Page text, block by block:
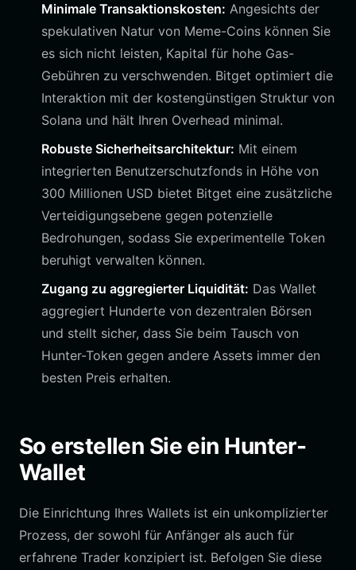
Minimale Transaktionskosten: Angesichts der
spekulativen Natur von Meme-Coins können Sie
es sich nicht leisten, Kapital für hohe Gas-
Gebühren zu verschwenden. Bitget optimiert die
Interaktion mit der kostengünstigen Struktur von
Solana und hält Ihren Overhead minimal.
Robuste Sicherheitsarchitektur: Mit einem
integrierten Benutzerschutzfonds in Höhe von
300 Millionen USD bietet Bitget eine zusätzliche
Verteidigungsebene gegen potenzielle
Bedrohungen, sodass Sie experimentelle Token
beruhigt verwalten können.
Zugang zu aggregierter Liquidität: Das Wallet
aggregiert Hunderte von dezentralen Börsen
und stellt sicher, dass Sie beim Tausch von
Hunter-Token gegen andere Assets immer den
besten Preis erhalten.
So erstellen Sie ein Hunter-
Wallet
Die Einrichtung Ihres Wallets ist ein unkomplizierter
Prozess, der sowohl für Anfänger als auch für
erfahrene Trader konzipiert ist. Befolgen Sie diese